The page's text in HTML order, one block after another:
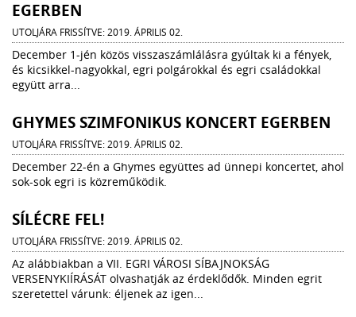
EGERBEN
UTOLJÁRA FRISSÍTVE: 2019. ÁPRILIS 02.
December 1-jén közös visszaszámlálásra gyúltak ki a fények,
és kicsikkel-nagyokkal, egri polgárokkal és egri családokkal
együtt arra...
GHYMES SZIMFONIKUS KONCERT EGERBEN
UTOLJÁRA FRISSÍTVE: 2019. ÁPRILIS 02.
December 22-én a Ghymes együttes ad ünnepi koncertet, ahol
sok-sok egri is közreműködik.
SÍLÉCRE FEL!
UTOLJÁRA FRISSÍTVE: 2019. ÁPRILIS 02.
Az alábbiakban a VII. EGRI VÁROSI SÍBAJNOKSÁG
VERSENYKIÍRÁSÁT olvashatják az érdeklődők. Minden egrit
szeretettel várunk: éljenek az igen...